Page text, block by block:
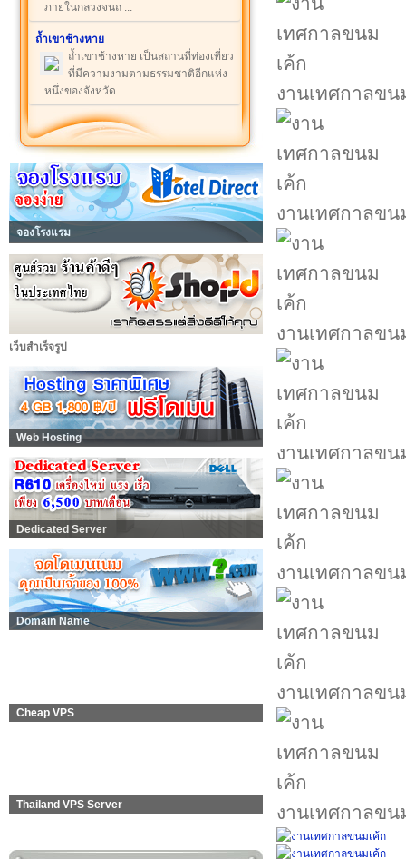
ภายในกลวงจนถ ...
ถ้ำเขาช้างหาย
ถ้ำเขาช้างหาย เป็นสถานที่ท่องเที่ยว
ที่มีความงามตามธรรมชาติอีกแห่ง
หนึ่งของจังหวัด ...
จองโรงแรม
เว็บสำเร็จรูป
Web Hosting
Dedicated Server
Domain Name
Cheap VPS
Thailand VPS Server
งานเทศกาลขน
งานเทศกาลขน
งานเทศกาลขน
งานเทศกาลขน
งานเทศกาลขน
งานเทศกาลขน
งานเทศกาลขน